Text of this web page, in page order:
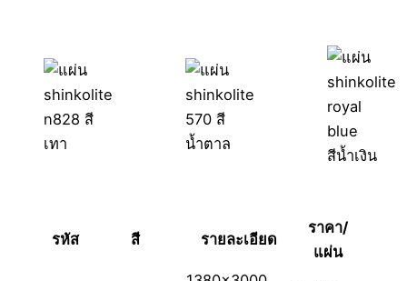
รหัส สี รายละเอียด
ราคา/
แผ่น